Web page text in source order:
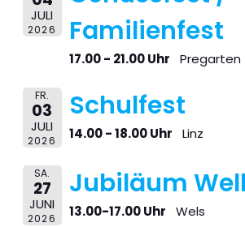
JULI
2026
Familienfest
17.00 - 21.00 Uhr Pregarten
FR.
03
JULI
2026
Schulfest
14.00 - 18.00 Uhr Linz
SA.
27
JUNI
2026
Jubiläum
13.00-17.00 Uhr Wels